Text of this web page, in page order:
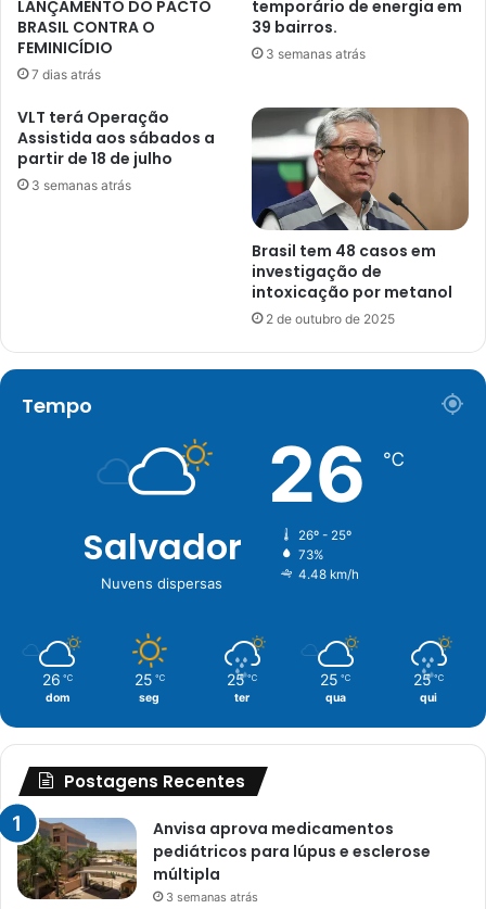
LANÇAMENTO DO PACTO
BRASIL CONTRA O
FEMINICÍDIO
7 dias atrás
temporário de energia em
39 bairros.
3 semanas atrás
VLT terá Operação
Assistida aos sábados a
partir de 18 de julho
3 semanas atrás
Brasil tem 48 casos em
investigação de
intoxicação por metanol
2 de outubro de 2025
Tempo
Salvador
Nuvens dispersas
26 ℃
26º - 25º
73%
4.48 km/h
26 ℃
dom
25 ℃
seg
25 ℃
ter
25 ℃
qua
25 ℃
qui
Postagens Recentes
Anvisa aprova medicamentos
pediátricos para lúpus e esclerose
múltipla
3 semanas atrás